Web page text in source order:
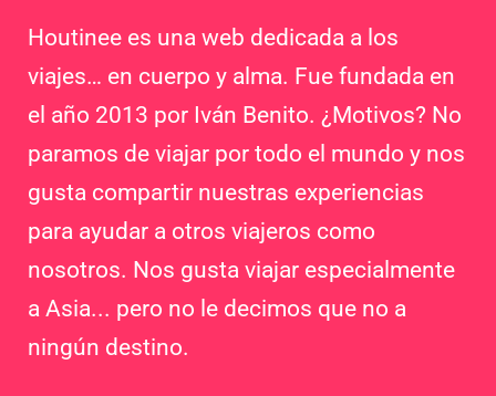
Houtinee es una web dedicada a los
viajes… en cuerpo y alma. Fue fundada en
el año 2013 por Iván Benito. ¿Motivos? No
paramos de viajar por todo el mundo y nos
gusta compartir nuestras experiencias
para ayudar a otros viajeros como
nosotros. Nos gusta viajar especialmente
a Asia... pero no le decimos que no a
ningún destino.